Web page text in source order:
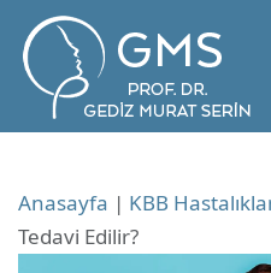
Anasayfa | KBB
Tedavi Edilir?